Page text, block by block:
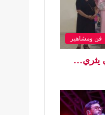
فن ومشاهير
يثري…